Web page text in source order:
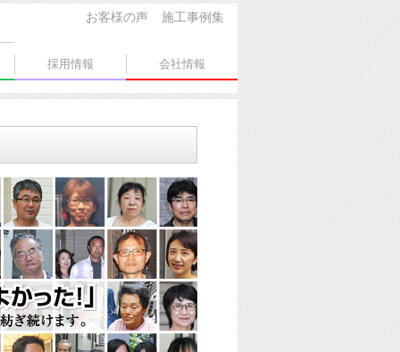
施工事例集
お客様の声
採用情報 会社情報